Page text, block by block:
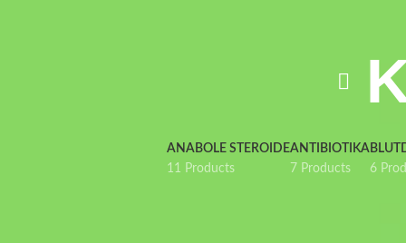
ANABOLE STEROIDE
11 Products
ANTIBIOTIKA
7 Products
6